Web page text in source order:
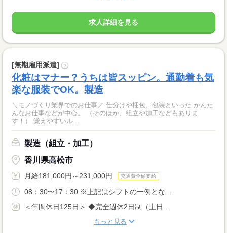
求人詳細を見る
[無期雇用派遣] ?
化粧はマナー？うちは皆スッピン。通勤着も気
楽な服装でOK。製造
＼モノづくり業界でのお仕事／ 仕分けや梱包、包装といった かんた
んなお仕事などが中心。 （そのほか、組立や加工などもありま
す！） 覚えやすいル...
製造（組立・加工）
香川県高松市
月給181,000円～231,000円 交通費全額支給
08：30〜17：30 ※上記はシフトの一例とな...
＜年間休日125日＞ ◆完全週休2日制（土日...
もっと見る